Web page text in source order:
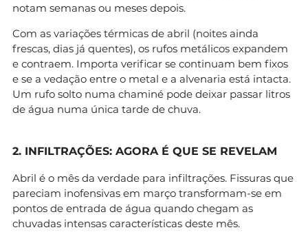
notam semanas ou meses depois.
Com as variações térmicas de abril (noites ainda
frescas, dias já quentes), os rufos metálicos expandem
e contraem. Importa verificar se continuam bem fixos
e se a vedação entre o metal e a alvenaria está intacta.
Um rufo solto numa chaminé pode deixar passar litros
de água numa única tarde de chuva.
2. INFILTRAÇÕES: AGORA É QUE SE REVELAM
Abril é o mês da verdade para infiltrações. Fissuras que
pareciam inofensivas em março transformam-se em
pontos de entrada de água quando chegam as
chuvadas intensas características deste mês.